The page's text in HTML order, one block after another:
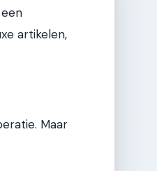
artikelen,
Maar